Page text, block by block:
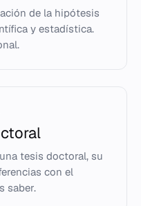
de la hipótesis
y estadística.
tesis doctoral, su
con el
saber.